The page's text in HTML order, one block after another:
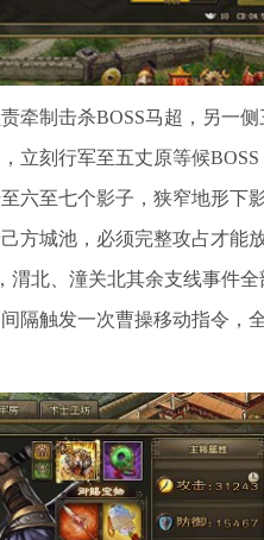
牵制击杀BOSS马超，另一
立刻行军至五丈原等候
六至七个影子，狭窄地形下
方城池，必须完整攻占才能
渭北、潼关北其余支线事件
隔触发一次曹操移动指令，